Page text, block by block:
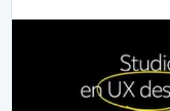
Graphisme & Illustration
Développement Logiciel
Création de Site Internet